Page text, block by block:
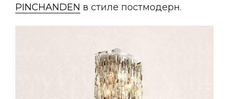
PINCHANDEN в стиле постмодерн.